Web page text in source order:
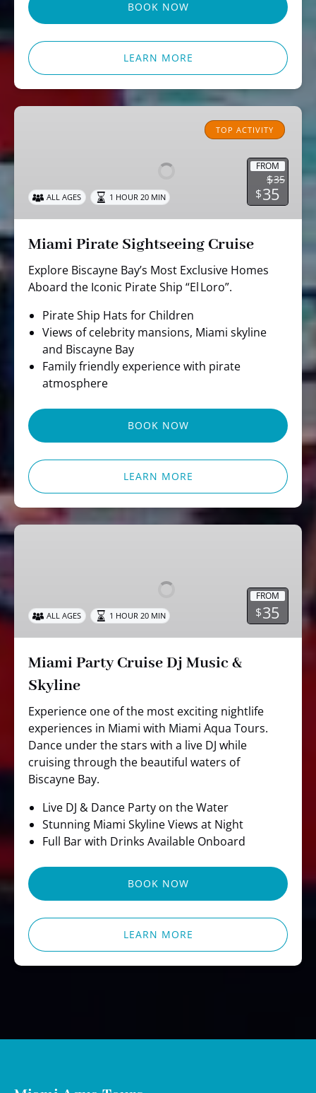
BOOK NOW
LEARN MORE
Miami
TOP ACTIVITY
FROM
$35
$35
ALL AGES 1 HOUR 20 MIN
Miami Pirate Sightseeing Cruise
Explore Biscayne Bay’s Most Exclusive Homes
Aboard the Iconic Pirate Ship “El Loro”.
Pirate Ship Hats for Children
Views of celebrity mansions, Miami skyline
and Biscayne Bay
Family friendly experience with pirate
atmosphere
BOOK NOW
LEARN MORE
Miami
Skyline
FROM
$35
ALL AGES 1 HOUR 20 MIN
Miami Party Cruise Dj Music &
Skyline
Experience one of the most exciting nightlife
experiences in Miami with Miami Aqua Tours.
Dance under the stars with a live DJ while
cruising through the beautiful waters of
Biscayne Bay.
Live DJ & Dance Party on the Water
Stunning Miami Skyline Views at Night
Full Bar with Drinks Available Onboard
BOOK NOW
LEARN MORE